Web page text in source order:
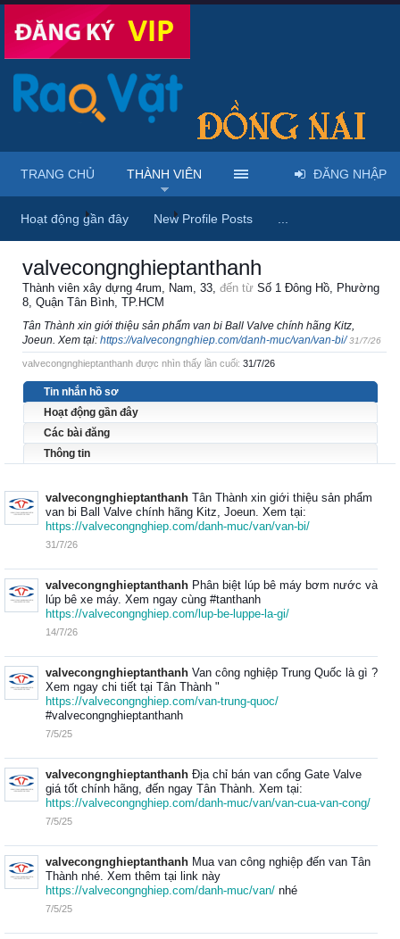
Trang chủ Thành viên valvecongnghieptanthanh
valvecongnghieptanthanh
Thành viên xây dựng 4rum, Nam, 33, đến từ Số 1 Đông Hồ, Phường
8, Quận Tân Bình, TP.HCM
Tân Thành xin giới thiệu sản phẩm van bi Ball Valve chính hãng Kitz,
Joeun. Xem tại: https://valvecongnghiep.com/danh-muc/van/van-bi/ 31/7/26
valvecongnghieptanthanh được nhìn thấy lần cuối: 31/7/26
Tin nhắn hồ sơ
Hoạt động gần đây
Các bài đăng
Thông tin
valvecongnghieptanthanh Tân Thành xin giới thiệu sản phẩm
van bi Ball Valve chính hãng Kitz, Joeun. Xem tại:
https://valvecongnghiep.com/danh-muc/van/van-bi/
31/7/26
valvecongnghieptanthanh Phân biệt lúp bê máy bơm nước và
lúp bê xe máy. Xem ngay cùng #tanthanh
https://valvecongnghiep.com/lup-be-luppe-la-gi/
14/7/26
valvecongnghieptanthanh Van công nghiệp Trung Quốc là gì ?
Xem ngay chi tiết tại Tân Thành "
https://valvecongnghiep.com/van-trung-quoc/
#valvecongnghieptanthanh
7/5/25
valvecongnghieptanthanh Địa chỉ bán van cổng Gate Valve
giá tốt chính hãng, đến ngay Tân Thành. Xem tại:
https://valvecongnghiep.com/danh-muc/van/van-cua-van-cong/
7/5/25
valvecongnghieptanthanh Mua van công nghiệp đến van Tân
Thành nhé. Xem thêm tại link này
https://valvecongnghiep.com/danh-muc/van/ nhé
7/5/25
TRANG CHỦ THÀNH VIÊN
Hoạt động gần đây New Profile Posts
ĐĂNG NHẬP